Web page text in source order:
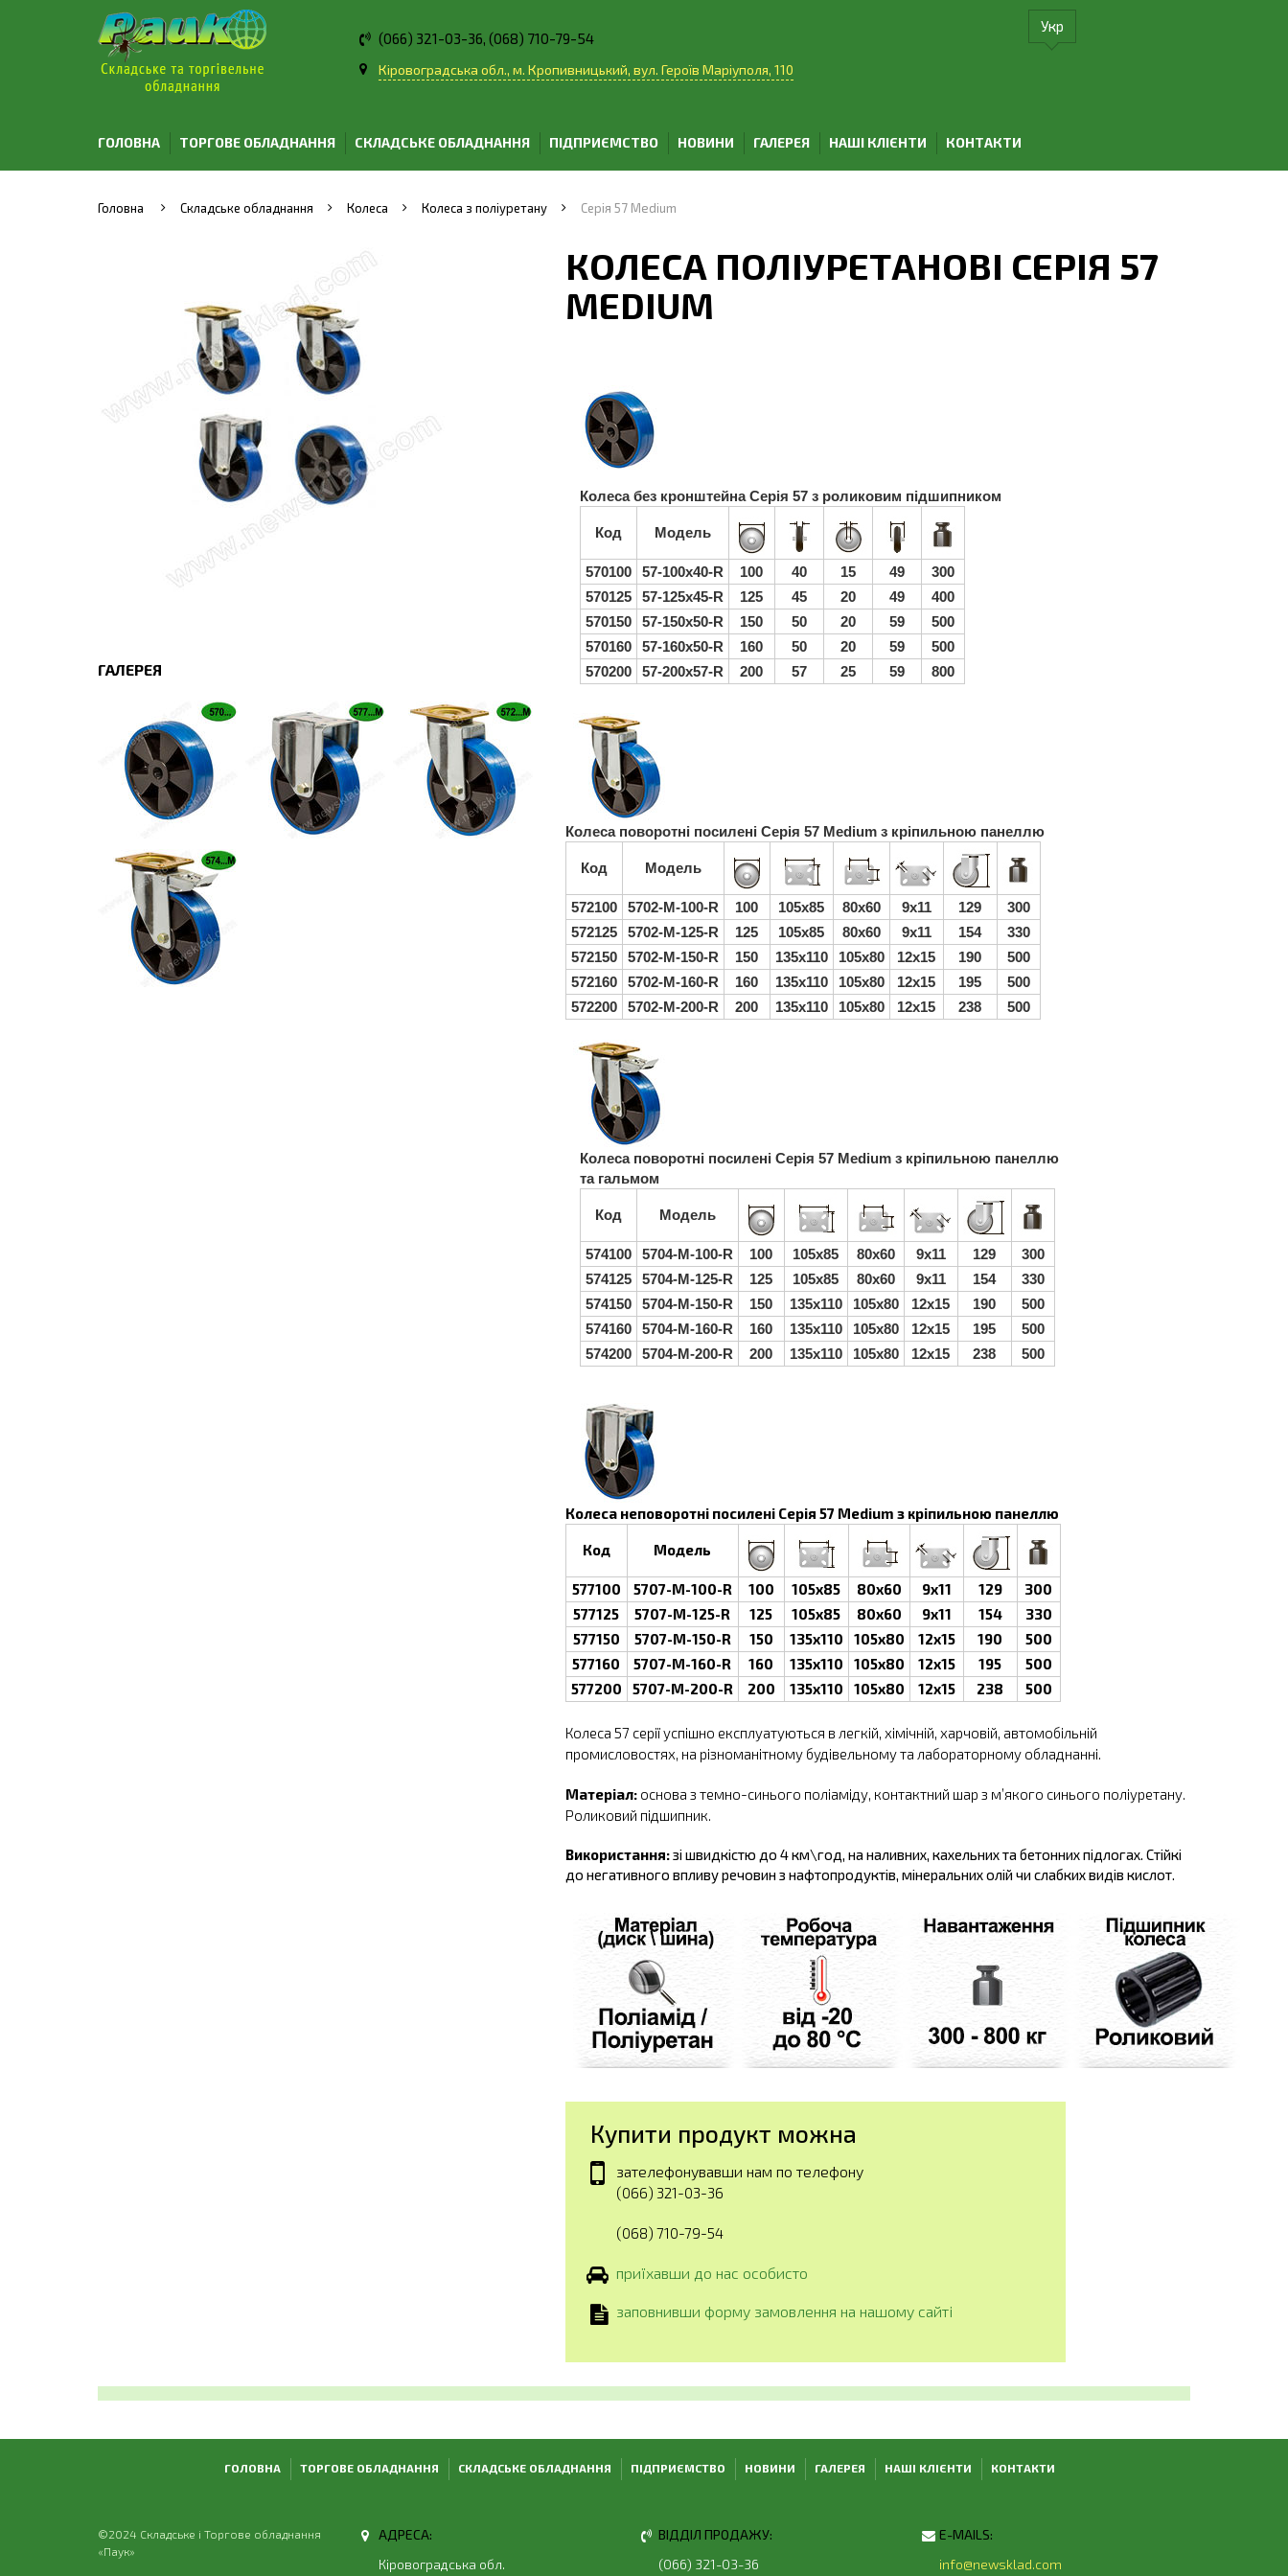
(066) 321-03-36, (068) 710-79-54
Кіровоградська обл., м. Кропивницький, вул. Героїв Маріуполя, 110
Укр
ГОЛОВНА ТОРГОВЕ ОБЛАДНАННЯ СКЛАДСЬКЕ ОБЛАДНАННЯ ПІДПРИЄМСТВО НОВИНИ ГАЛЕРЕЯ НАШІ КЛІЄНТИ КОНТАКТИ
Головна Складське обладнання Колеса Колеса з поліуретану Серія 57 Medium
ГАЛЕРЕЯ
КОЛЕСА ПОЛІУРЕТАНОВІ СЕРІЯ 57
MEDIUM
Колеса без кронштейна Серія 57 з роликовим підшипником
Код Модель
570100 57-100х40-R 100 40 15 49
300
570125
57-125х45-R 125 45 20 49
400
570150
57-150х50-R 150 50 20 59
500
570160
57-160х50-R 160 50 20 59
500
570200
57-200х57-R 200 57 25 59 800
Колеса поворотні посилені Серія 57 Medium з кріпильною панеллю
Код Модель
572100 5702-M-100-R 100 105x85 80x60 9x11 129
300
572125
5702-M-125-R 125 105x85 80x60 9x11 154
330
572150
5702-M-150-R 150 135x110 105x80 12x15 190
500
572160
5702-M-160-R 160 135x110 105x80 12x15 195
500
572200
5702-M-200-R 200 135x110 105x80 12x15 238 500
Колеса поворотні посилені Серія 57 Medium з кріпильною панеллю
та гальмом
Код Модель
574100 5704-M-100-R 100 105x85 80x60 9x11 129
300
574125
5704-M-125-R 125 105x85 80x60 9x11 154
330
574150
5704-M-150-R 150 135x110 105x80 12x15 190
500
574160
5704-M-160-R 160 135x110 105x80 12x15 195
500
574200
5704-M-200-R 200 135x110 105x80 12x15 238 500
Колеса неповоротні посилені Серія 57 Medium з кріпильною панеллю
Код Модель
577100 5707-M-100-R 100 105x85 80x60 9x11 129
300
577125
5707-M-125-R 125 105x85 80x60 9x11 154
330
577150
5707-M-150-R 150 135x110 105x80 12x15 190
500
577160
5707-M-160-R 160 135x110 105x80 12x15 195
500
577200
5707-M-200-R 200 135x110 105x80 12x15 238 500
Колеса 57 серії успішно експлуатуються в легкій, хімічній, харчовій, автомобільній
промисловостях, на різноманітному будівельному та лабораторному обладнанні.
Матеріал:основа з темно-синього поліаміду, контактний шар з м’якого синього поліуретану.
Роликовий підшипник.
Використання:зі швидкістю до 4 км\год, на наливних, кахельних та бетонних підлогах. Стійкі
до негативного впливу речовин з нафтопродуктів, мінеральних олій чи слабких видів кислот.
Купити продукт можна
зателефонувавши нам по телефону
(066) 321-03-36
(068) 710-79-54
приїхавши до нас особисто
заповнивши форму замовлення на нашому сайті
ГОЛОВНА ТОРГОВЕ ОБЛАДНАННЯ СКЛАДСЬКЕ ОБЛАДНАННЯ ПІДПРИЄМСТВО НОВИНИ ГАЛЕРЕЯ НАШІ КЛІЄНТИ КОНТАКТИ
©2024 Складське і Торгове обладнання
«Паук»
АДРЕСА:
Кіровоградська обл.
ВІДДІЛ ПРОДАЖУ:
(066) 321-03-36
E-MAILS:
info@newsklad.com